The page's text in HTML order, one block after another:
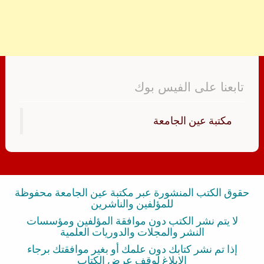
تابعنا على الفيس بوك
‏مكتبة عين الجامعة‏
حقوق الكتب المنشورة عبر مكتبة عين الجامعة محفوظة
للمؤلفين والناشرين
لا يتم نشر الكتب دون موافقة المؤلفين ومؤسسات
النشر والمجلات والدوريات العلمية
إذا تم نشر كتابك دون علمك أو بغير موافقتك برجاء
الإبلاغ لوقف عرض الكتاب